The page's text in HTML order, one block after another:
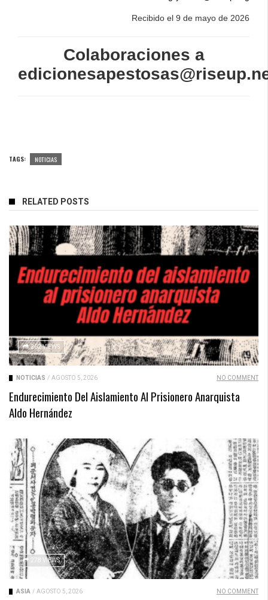
Recibido el 9 de mayo de 2026
Colaboraciones a
TAGS: NOTICIAS
RELATED POSTS
262 VIEWS
NOTICIAS / AGOSTO 5, 2026 NO COMMENT
Endurecimiento Del Aislamiento Al Prisionero Anarquista
Aldo Hernández
278 VIEWS
ASIA / AGOSTO 5, 2026 NO COMMENT